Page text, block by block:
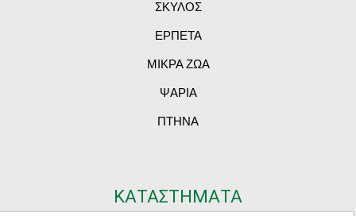
ΣΚΥΛΟΣ
ΕΡΠΕΤΑ
ΜΙΚΡΑ ΖΩΑ
ΨΑΡΙΑ
ΠΤΗΝΑ
ΚΑΤΑΣΤΗΜΑΤΑ